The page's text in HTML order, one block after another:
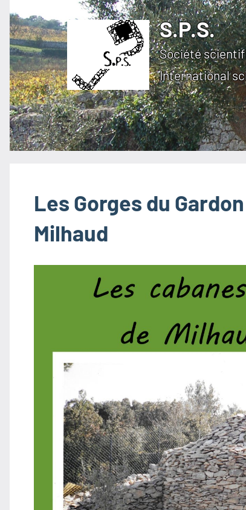
au
contenu
S.P.S.
Société
International
Les Gorges du
Milhaud